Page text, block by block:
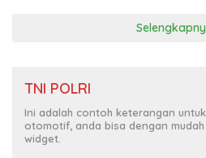
TNI POLRI
Ini adalah contoh keterangan
otomotif, anda bisa dengan
widget.